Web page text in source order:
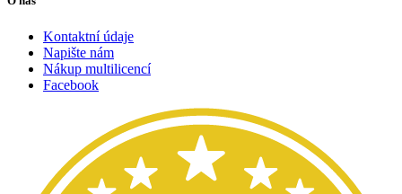
Kontaktní údaje
Napište nám
Nákup multilicencí
Facebook